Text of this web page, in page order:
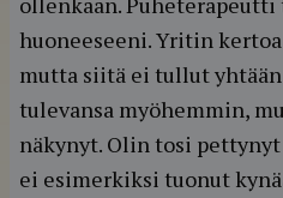
huoneeseeni. Yritin
mutta siitä ei tullut yhtään
tulevansa myöhemmin,
näkynyt. Olin tosi
ei esimerkiksi tuonut